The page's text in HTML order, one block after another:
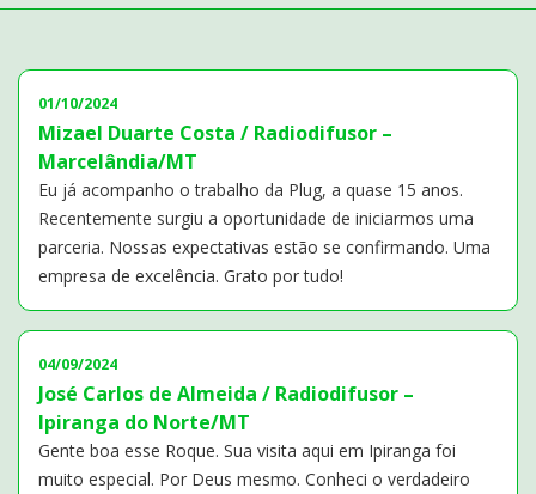
01/10/2024
Mizael Duarte Costa / Radiodifusor –
Marcelândia/MT
Eu já acompanho o trabalho da Plug, a quase 15 anos.
Recentemente surgiu a oportunidade de iniciarmos uma
parceria. Nossas expectativas estão se confirmando. Uma
empresa de excelência. Grato por tudo!
04/09/2024
José Carlos de Almeida / Radiodifusor –
Ipiranga do Norte/MT
Gente boa esse Roque. Sua visita aqui em Ipiranga foi
muito especial. Por Deus mesmo. Conheci o verdadeiro